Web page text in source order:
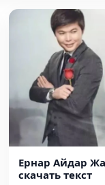
Ернар Айдар
скачать текст